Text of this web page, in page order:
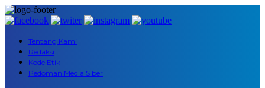
Tentang Kami
Redaksi
Kode Etik
Pedoman Media Siber